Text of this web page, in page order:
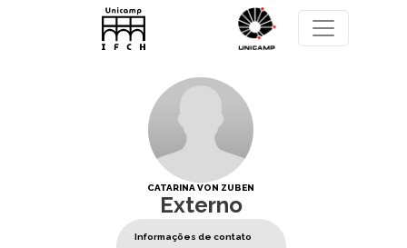
Pular para o conteúdo principal
CATARINA VON ZUBEN
Externo
Informações de contato